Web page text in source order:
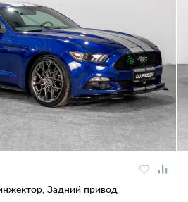
Задний привод